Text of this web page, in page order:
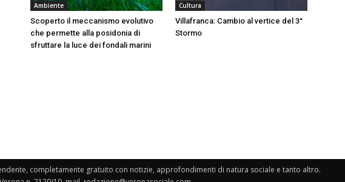
Ambiente
Scoperto il meccanismo evolutivo
che permette alla posidonia di
sfruttare la luce dei fondali marini
Cultura
Villafranca: Cambio al vertice del 3°
Stormo
completamente gratuito con notizie, approfondimenti di natura sociale e tanto altro.